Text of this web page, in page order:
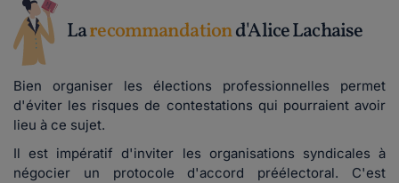
Larecommandationd'Alice Lachaise
Bien organiser les élections professionnelles permet
d'éviter les risques de contestations qui pourraient avoir
lieu à ce sujet.
Il est impératif d'inviter les organisations syndicales à
négocier un protocole d'accord préélectoral. C'est